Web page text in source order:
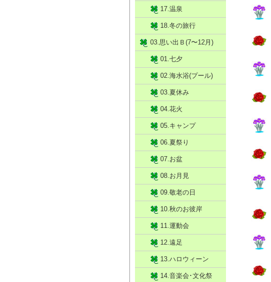
17.温泉
18.冬の旅行
03.思い出Ｂ(7〜12月)
01.七夕
02.海水浴(プール)
03.夏休み
04.花火
05.キャンプ
06.夏祭り
07.お盆
08.お月見
09.敬老の日
10.秋のお彼岸
11.運動会
12.遠足
13.ハロウィーン
14.音楽会･文化祭